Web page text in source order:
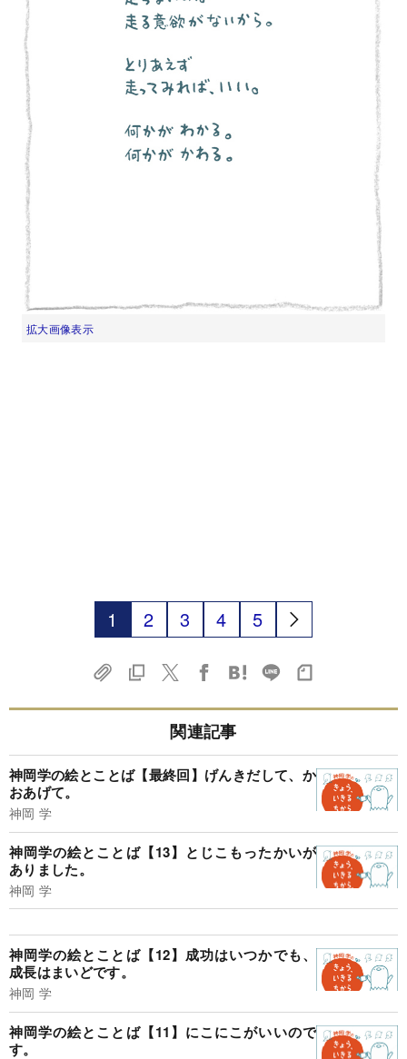
拡大画像表示
1 2 3 4 5
関連記事
神岡学の絵とことば【最終回】げんきだして、か
おあげて。
神岡 学
神岡学の絵とことば【13】とじこもったかいが
ありました。
神岡 学
神岡学の絵とことば【12】成功はいつかでも、
成長はまいどです。
神岡 学
神岡学の絵とことば【11】にこにこがいいので
す。